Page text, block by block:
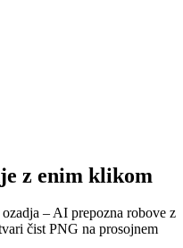
z enim klikom
– AI prepozna robove z
čist PNG na prosojnem